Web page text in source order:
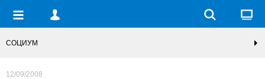
СОЦИУМ
12/09/2008